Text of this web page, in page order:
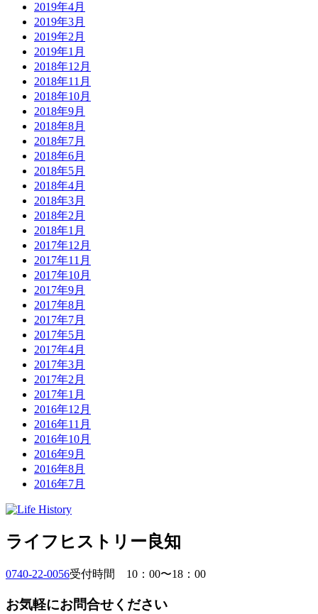
2019年4月
2019年3月
2019年2月
2019年1月
2018年12月
2018年11月
2018年10月
2018年9月
2018年8月
2018年7月
2018年6月
2018年5月
2018年4月
2018年3月
2018年2月
2018年1月
2017年12月
2017年11月
2017年10月
2017年9月
2017年8月
2017年7月
2017年5月
2017年4月
2017年3月
2017年2月
2017年1月
2016年12月
2016年11月
2016年10月
2016年9月
2016年8月
2016年7月
ライフヒストリー良知
0740-22-0056受付時間 10：00〜18：00
お気軽にお問合せください